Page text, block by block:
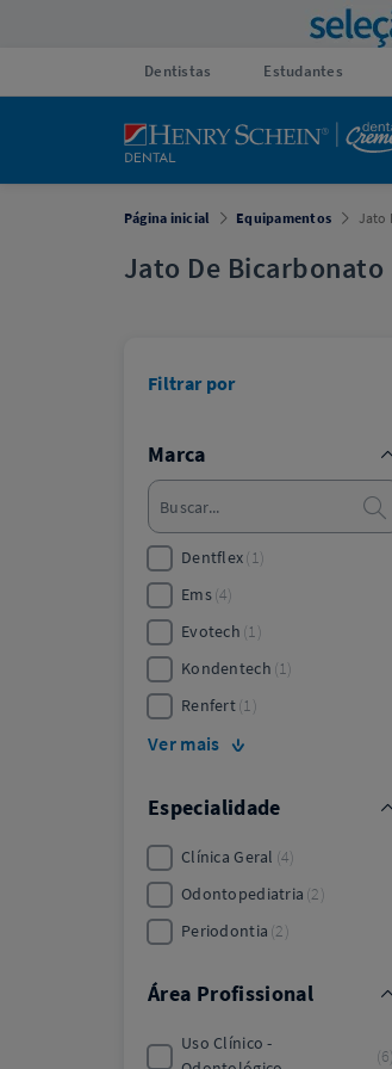
Dentistas Estudantes
Página inicial Equipamentos Jato
Jato De Bicarbonato
Filtrar por
Marca
Dentflex 1
Ems 4
Evotech 1
Kondentech 1
Renfert 1
Ver mais
Especialidade
Clínica Geral 4
Odontopediatria 2
Periodontia 2
Área Profissional
Uso Clínico -
6